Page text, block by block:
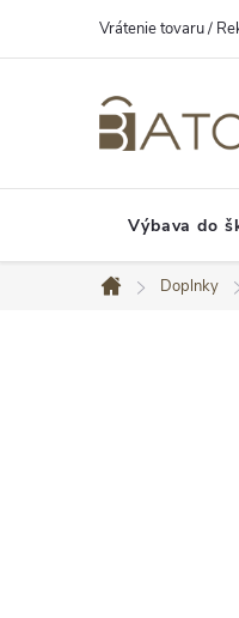
Vrátenie tovaru /
Výbava do
Domov
Doplnky